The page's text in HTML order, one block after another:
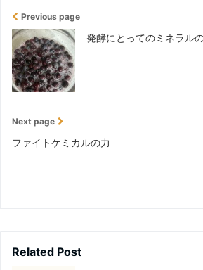
Previous page
発酵にとってのミネラル
Next page
ファイトケミカルの力
Related Post